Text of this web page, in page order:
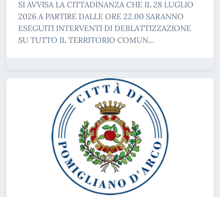
SI AVVISA LA CITTADINANZA CHE IL 28 LUGLIO
2026 A PARTIRE DALLE ORE 22.00 SARANNO
ESEGUITI INTERVENTI DI DEBLATTIZZAZIONE
SU TUTTO IL TERRITORIO COMUN...